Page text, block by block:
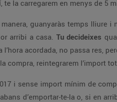
te la carregarem en menys de 5
manera, guanyaràs temps lliure
arribi a casa. Tu decideixes
l’hora acordada, no passa res,
reintegrarem l’import
i sense import mínim de
d’emportar-te-la o, si en